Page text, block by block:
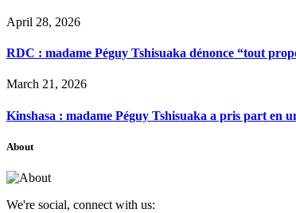
April 28, 2026
RDC : madame Péguy Tshisuaka dénonce “tout
March 21, 2026
Kinshasa : madame Péguy Tshisuaka a pris part en
About
We're social, connect with us: